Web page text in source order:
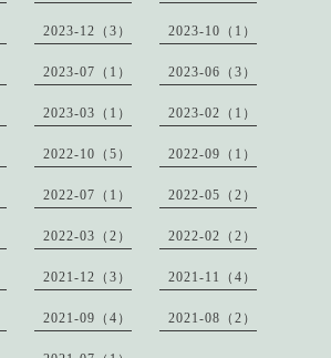
2023-12（3） 2023-10（1）
2023-07（1） 2023-06（3）
2023-03（1） 2023-02（1）
2022-10（5） 2022-09（1）
2022-07（1） 2022-05（2）
2022-03（2） 2022-02（2）
2021-12（3） 2021-11（4）
2021-09（4） 2021-08（2）